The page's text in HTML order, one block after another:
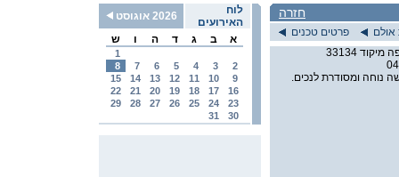
לוח
האירועים
2026 אוגוסט
א
ב ג ד ה ו ש
1
2
3
4
5
6
7
8
9
10
11
12
13
14
15
16
17
18
19
20
21
22
23
24
25
26
27
28
29
30
31
חזרה
פרטים טכנים
נוחה ומסודרת לנכים.